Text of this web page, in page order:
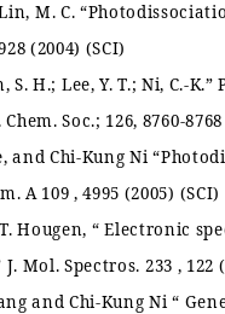
M. C. “
(2004) (SCI)
H.; Lee, Y. T.; Ni, C.-K.”
Chem. Soc.; 126, 8760-
and Chi-Kung Ni“
A 109 , 4995 (2005) (SCI)
Hougen, “ Electronic
J. Mol. Spectros. 233 , 122
and Chi-Kung Ni “